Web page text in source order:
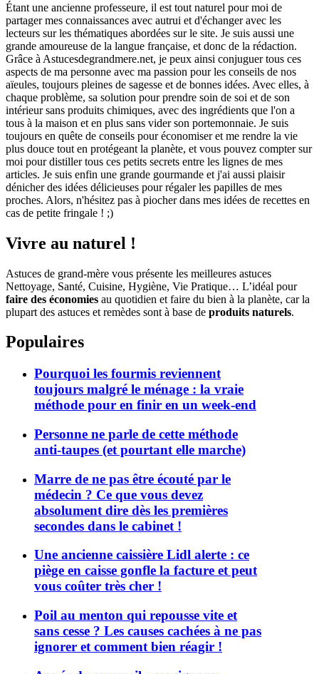
Étant une ancienne professeure, il est tout naturel pour moi de
partager mes connaissances avec autrui et d'échanger avec les
lecteurs sur les thématiques abordées sur le site. Je suis aussi une
grande amoureuse de la langue française, et donc de la rédaction.
Grâce à Astucesdegrandmere.net, je peux ainsi conjuguer tous ces
aspects de ma personne avec ma passion pour les conseils de nos
aïeules, toujours pleines de sagesse et de bonnes idées. Avec elles, à
chaque problème, sa solution pour prendre soin de soi et de son
intérieur sans produits chimiques, avec des ingrédients que l'on a
tous à la maison et en plus sans vider son portemonnaie. Je suis
toujours en quête de conseils pour économiser et me rendre la vie
plus douce tout en protégeant la planète, et vous pouvez compter sur
moi pour distiller tous ces petits secrets entre les lignes de mes
articles. Je suis enfin une grande gourmande et j'ai aussi plaisir
dénicher des idées délicieuses pour régaler les papilles de mes
proches. Alors, n'hésitez pas à piocher dans mes idées de recettes en
cas de petite fringale ! ;)
Vivre au naturel !
Astuces de grand-mère vous présente les meilleures astuces
Nettoyage, Santé, Cuisine, Hygiène, Vie Pratique… L’idéal pour
faire des économies au quotidien et faire du bien à la planète, car la
plupart des astuces et remèdes sont à base de produits naturels.
Populaires
Pourquoi les fourmis reviennent
toujours malgré le ménage : la vraie
méthode pour en finir en un week-end
Personne ne parle de cette méthode
anti-taupes (et pourtant elle marche)
Marre de ne pas être écouté par le
médecin ? Ce que vous devez
absolument dire dès les premières
secondes dans le cabinet !
Une ancienne caissière Lidl alerte : ce
piège en caisse gonfle la facture et peut
vous coûter très cher !
Poil au menton qui repousse vite et
sans cesse ? Les causes cachées à ne pas
ignorer et comment bien réagir !